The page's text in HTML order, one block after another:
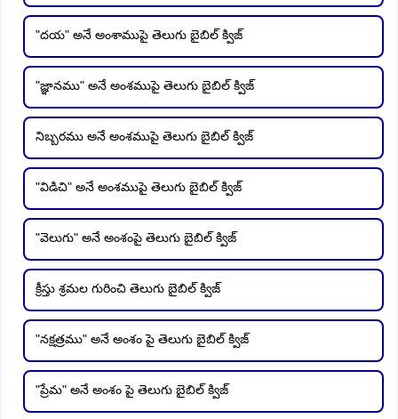
"దయ" అనే అంశాముపై తెలుగు బైబిల్ క్విజ్
"జ్ఞానము" అనే అంశముపై తెలుగు బైబిల్ క్విజ్
నిబ్బరము అనే అంశముపై తెలుగు బైబిల్ క్విజ్
"విడిచి" అనే అంశముపై తెలుగు బైబిల్ క్విజ్
"వెలుగు" అనే అంశంపై తెలుగు బైబిల్ క్విజ్
క్రీస్తు శ్రమల గురించి తెలుగు బైబిల్ క్విజ్
"నక్షత్రము" అనే అంశం పై తెలుగు బైబిల్ క్విజ్
"ప్రేమ" అనే అంశం పై తెలుగు బైబిల్ క్విజ్